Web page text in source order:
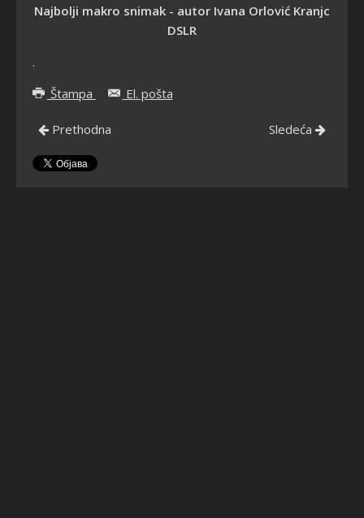
Najbolji makro snimak - autor Ivana Orlović Kranjc
DSLR
.
Štampa
El. pošta
Prethodna Sledeća